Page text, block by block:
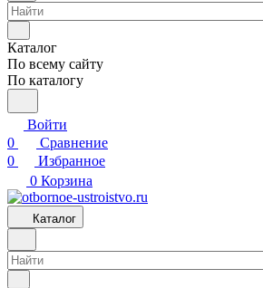
Каталог
По всему сайту
По каталогу
Войти
0
Сравнение
0
Избранное
0 Корзина
Каталог